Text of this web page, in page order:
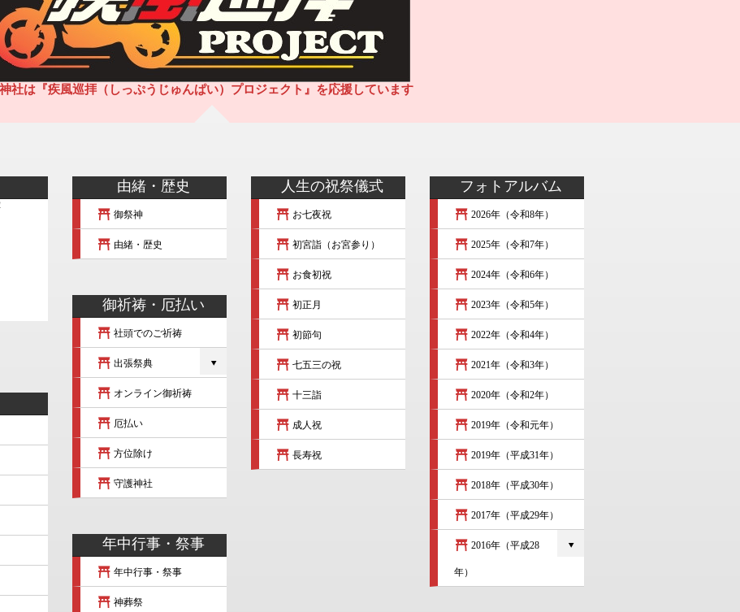
社は『疾風巡拝（しっぷうじゅんぱい）プロジェクト』を応援しています
由緒・歴史
御祭神
由緒・歴史
御祈祷・厄払い
社頭でのご祈祷
出張祭典
オンライン御祈祷
厄払い
方位除け
守護神社
年中行事・祭事
年中行事・祭事
神葬祭
人生の祝祭儀式
お七夜祝
初宮詣（お宮参り）
お食初祝
初正月
初節句
七五三の祝
十三詣
成人祝
長寿祝
フォトアルバム
2026年（令和8年）
2025年（令和7年）
2024年（令和6年）
2023年（令和5年）
2022年（令和4年）
2021年（令和3年）
2020年（令和2年）
2019年（令和元年）
2019年（平成31年）
2018年（平成30年）
2017年（平成29年）
2016年（平成28
年）